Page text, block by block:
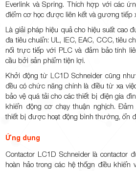
Everlink và Spring. Thích hợp với các
điểm cơ học được liên kết và gương tiếp
Là giải pháp hiệu quả cho hiệu suất cao
đa tiêu chuẩn: UL, IEC, EAC, CCC, tiêu
nối trực tiếp với PLC và đảm bảo tính
cầu bởi sản phẩm tiện lợi.
Khởi động từ LC1D Schneider cũng
đều có chức năng chính là điều từ xa
bảo vệ quá tải cho các thiết bị điện gia
khiển động cơ chạy thuận nghịch.
thiết bị được hoạt động bình thường, ổn
Ứng dụng
Contactor LC1D Schneider là contactor
hoàn hảo trong các hệ thốgn điều khiển